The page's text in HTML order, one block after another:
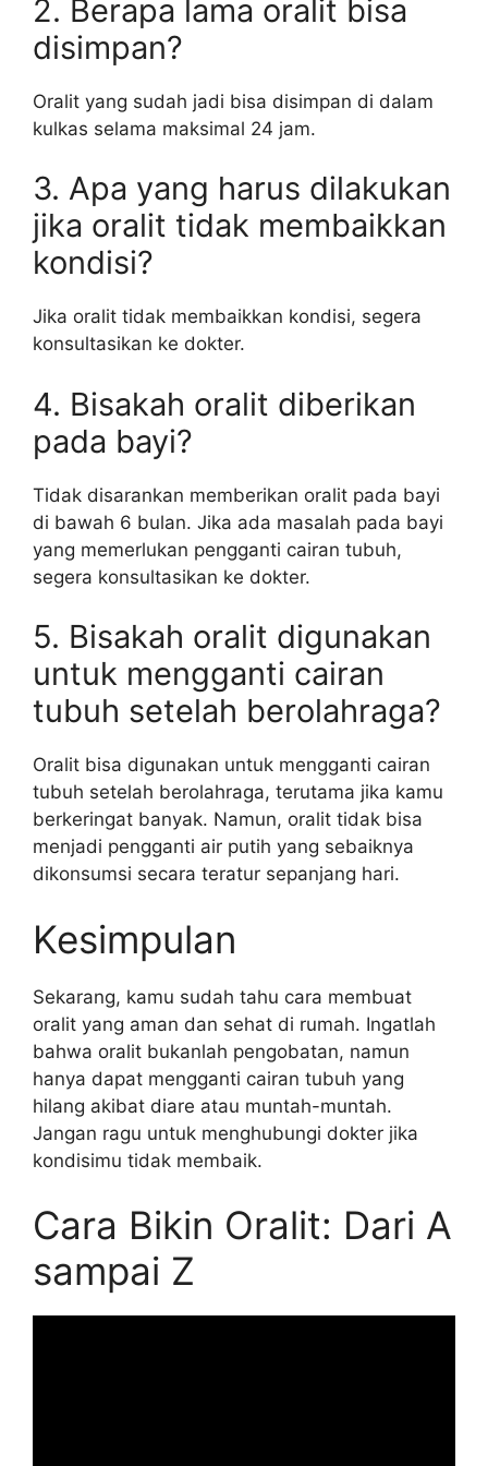
2. Berapa lama oralit bisa
disimpan?
Oralit yang sudah jadi bisa disimpan di dalam
kulkas selama maksimal 24 jam.
3. Apa yang harus dilakukan
jika oralit tidak membaikkan
kondisi?
Jika oralit tidak membaikkan kondisi, segera
konsultasikan ke dokter.
4. Bisakah oralit diberikan
pada bayi?
Tidak disarankan memberikan oralit pada bayi
di bawah 6 bulan. Jika ada masalah pada bayi
yang memerlukan pengganti cairan tubuh,
segera konsultasikan ke dokter.
5. Bisakah oralit digunakan
untuk mengganti cairan
tubuh setelah berolahraga?
Oralit bisa digunakan untuk mengganti cairan
tubuh setelah berolahraga, terutama jika kamu
berkeringat banyak. Namun, oralit tidak bisa
menjadi pengganti air putih yang sebaiknya
dikonsumsi secara teratur sepanjang hari.
Kesimpulan
Sekarang, kamu sudah tahu cara membuat
oralit yang aman dan sehat di rumah. Ingatlah
bahwa oralit bukanlah pengobatan, namun
hanya dapat mengganti cairan tubuh yang
hilang akibat diare atau muntah-muntah.
Jangan ragu untuk menghubungi dokter jika
kondisimu tidak membaik.
Cara Bikin Oralit: Dari A
sampai Z